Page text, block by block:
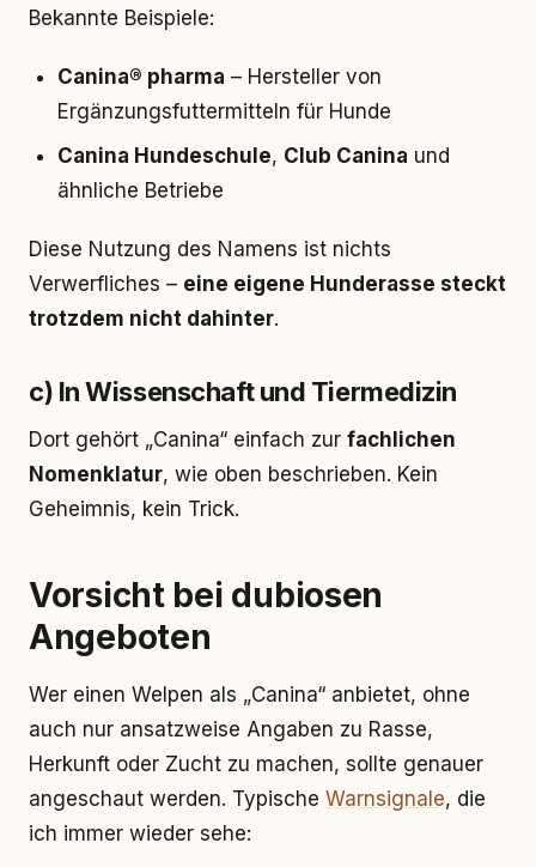
Bekannte Beispiele:
Canina® pharma – Hersteller von
Ergänzungsfuttermitteln für Hunde
Canina Hundeschule, Club Canina und
ähnliche Betriebe
Diese Nutzung des Namens ist nichts
Verwerfliches – eine eigene Hunderasse steckt
trotzdem nicht dahinter.
c) In Wissenschaft und Tiermedizin
Dort gehört „Canina“ einfach zur fachlichen
Nomenklatur, wie oben beschrieben. Kein
Geheimnis, kein Trick.
Vorsicht bei dubiosen
Angeboten
Wer einen Welpen als „Canina“ anbietet, ohne
auch nur ansatzweise Angaben zu Rasse,
Herkunft oder Zucht zu machen, sollte genauer
angeschaut werden. Typische Warnsignale, die
ich immer wieder sehe: